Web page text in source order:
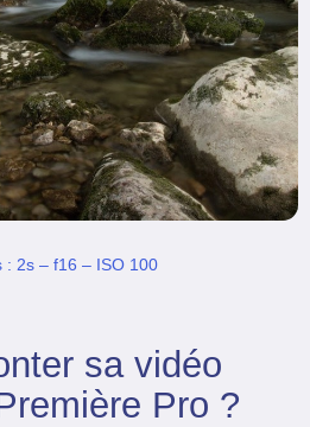
: 2s – f16 – ISO 100
sa vidéo
Pro ?